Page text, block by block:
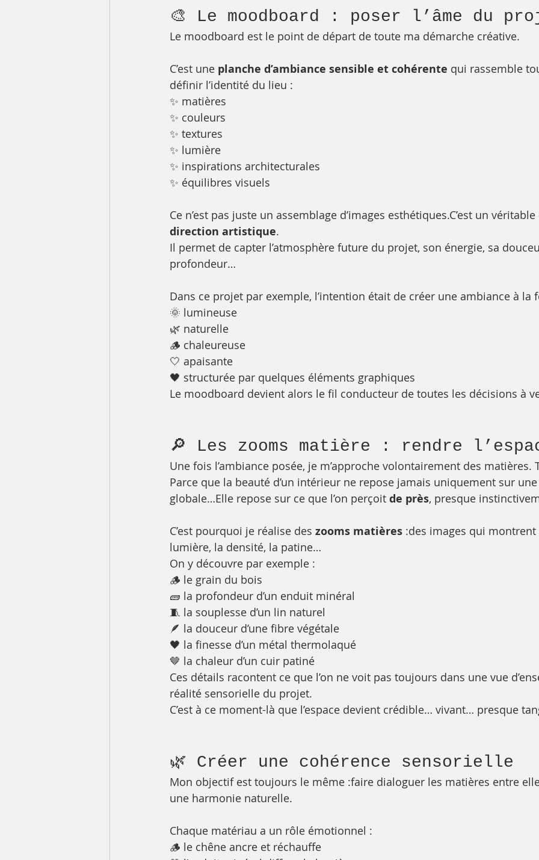
🎨 Le moodboard : poser l’âme du
Le moodboard est le point de départ de toute ma démarche créative.
C’est une planche d’ambiance sensible et cohérente qui rassemble
définir l’identité du lieu :
✨ matières
✨ couleurs
✨ textures
✨ lumière
✨ inspirations architecturales
✨ équilibres visuels
Ce n’est pas juste un assemblage d’images esthétiques.C’est un véritable
direction artistique.
Il permet de capter l’atmosphère future du projet, son énergie, sa
profondeur…
Dans ce projet par exemple, l’intention était de créer une ambiance à la
🌞 lumineuse
🌿 naturelle
🪵 chaleureuse
🤍 apaisante
🖤 structurée par quelques éléments graphiques
Le moodboard devient alors le fil conducteur de toutes les décisions à
🔎 Les zooms matière : rendre
Une fois l’ambiance posée, je m’approche volontairement des matières.
Parce que la beauté d’un intérieur ne repose jamais uniquement sur
globale…Elle repose sur ce que l’on perçoit de près, presque
C’est pourquoi je réalise des zooms matières :des images qui
lumière, la densité, la patine…
On y découvre par exemple :
🪵 le grain du bois
🧱 la profondeur d’un enduit minéral
🧵 la souplesse d’un lin naturel
🪶 la douceur d’une fibre végétale
🖤 la finesse d’un métal thermolaqué
🤎 la chaleur d’un cuir patiné
Ces détails racontent ce que l’on ne voit pas toujours dans une vue
réalité sensorielle du projet.
C’est à ce moment-là que l’espace devient crédible… vivant… presque
🌿 Créer une cohérence sensorielle
Mon objectif est toujours le même :faire dialoguer les matières entre
une harmonie naturelle.
Chaque matériau a un rôle émotionnel :
🪵 le chêne ancre et réchauffe